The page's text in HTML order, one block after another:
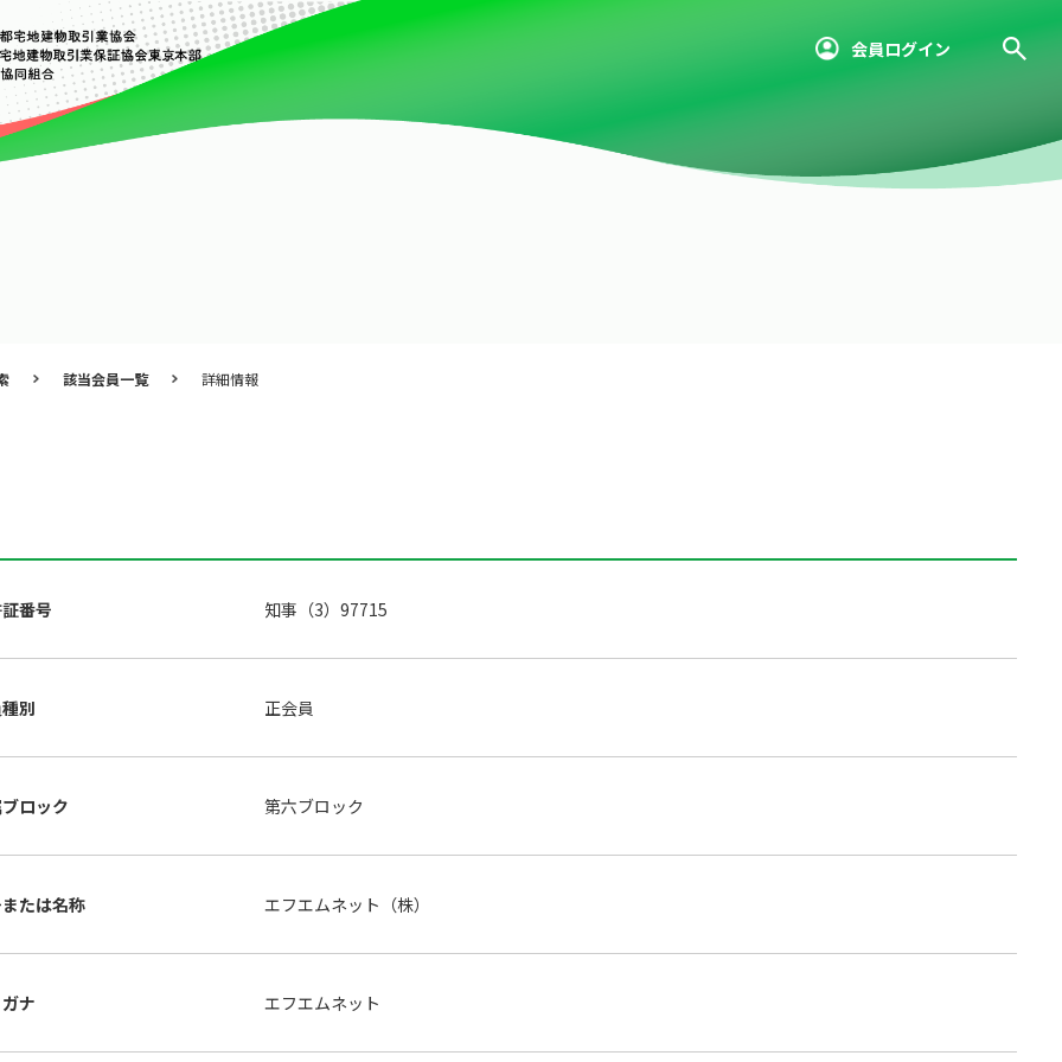
会員ログイン
該当会員一覧 詳細情報
番号 知事（3）97715
別 正会員
ロック 第六ブロック
たは名称 エフエムネット（株）
ナ エフエムネット